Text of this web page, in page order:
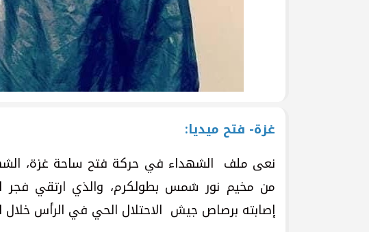
غزة- فتح ميديا:
إصابته برصاص جيش الاحتلال الحي في الرأس خلال